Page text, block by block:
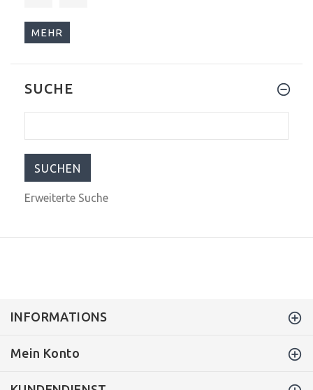
MEHR
SUCHE
Erweiterte Suche
INFORMATIONS
Mein Konto